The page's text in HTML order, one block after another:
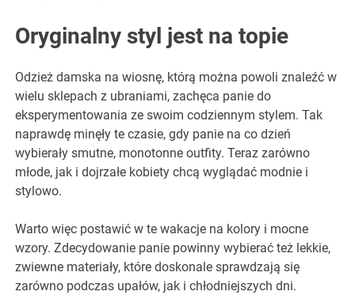
Oryginalny styl jest na topie
Odzież damska na wiosnę, którą można powoli znaleźć w
wielu sklepach z ubraniami, zachęca panie do
eksperymentowania ze swoim codziennym stylem. Tak
naprawdę minęły te czasie, gdy panie na co dzień
wybierały smutne, monotonne outfity. Teraz zarówno
młode, jak i dojrzałe kobiety chcą wyglądać modnie i
stylowo.
Warto więc postawić w te wakacje na kolory i mocne
wzory. Zdecydowanie panie powinny wybierać też lekkie,
zwiewne materiały, które doskonale sprawdzają się
zarówno podczas upałów, jak i chłodniejszych dni.